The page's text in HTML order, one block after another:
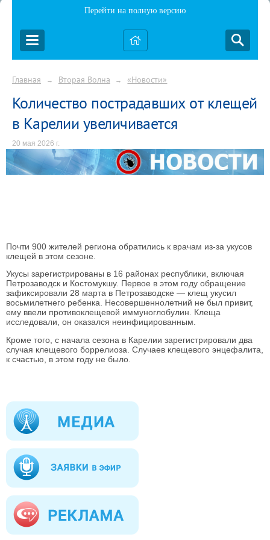
Перейти на полную версию
Главная → Вторая Волна → «Новости»
Количество пострадавших от клещей
в Карелии увеличивается
20 мая 2026 г.
Почти 900 жителей региона обратились к врачам из-за укусов
клещей в этом сезоне.
Укусы зарегистрированы в 16 районах республики, включая
Петрозаводск и Костомукшу. Первое в этом году обращение
зафиксировали 28 марта в Петрозаводске — клещ укусил
восьмилетнего ребенка. Несовершеннолетний не был привит,
ему ввели противоклещевой иммуноглобулин. Клеща
исследовали, он оказался неинфицированным.
Кроме того, с начала сезона в Карелии зарегистрировали два
случая клещевого боррелиоза. Случаев клещевого энцефалита,
к счастью, в этом году не было.